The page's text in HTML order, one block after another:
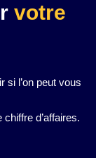
votre
si l’on peut vous
d’affaires.